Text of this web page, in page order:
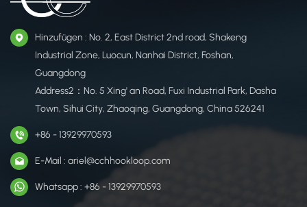
Hinzufügen : No. 2, East District 2nd road, Shakeng
Industrial Zone, Luocun, Nanhai District, Foshan,
Guangdong
Address2：No. 5 Xing' an Road, Fuxi Industrial Park, Dasha
Town, Sihui City, Zhaoqing, Guangdong, China 526241
+86 - 13929970593
E-Mail : ariel@cchhookloop.com
Whatsapp : +86 - 13929970593